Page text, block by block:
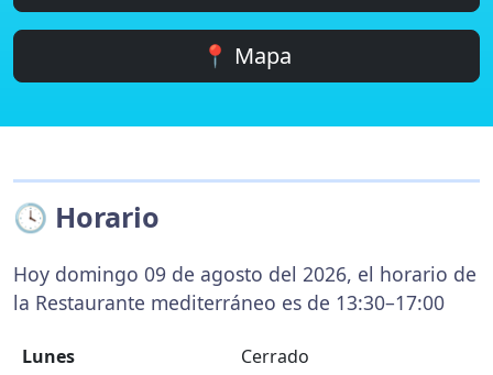
📍 Mapa
🕓 Horario
Hoy domingo 09 de agosto del 2026, el horario de
la Restaurante mediterráneo es de 13:30–17:00
Lunes
Cerrado